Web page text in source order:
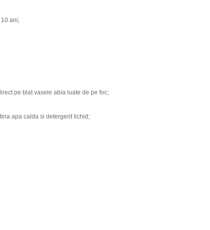
ani;
pe blat vasele abia luate de pe foc;
apa calda si detergent lichid;